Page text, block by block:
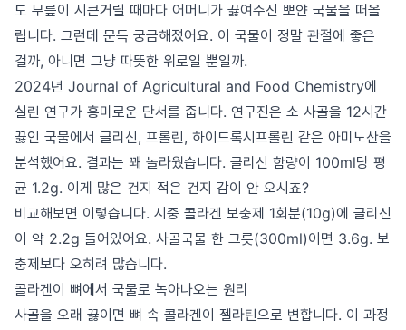
도 무릎이 시큰거릴 때마다 어머니가 끓여주신 뽀얀 국물을 떠올
립니다. 그런데 문득 궁금해졌어요. 이 국물이 정말 관절에 좋은
걸까, 아니면 그냥 따뜻한 위로일 뿐일까.
2024년 Journal of Agricultural and Food Chemistry에
실린 연구가 흥미로운 단서를 줍니다. 연구진은 소 사골을 12시간
끓인 국물에서 글리신, 프롤린, 하이드록시프롤린 같은 아미노산을
분석했어요. 결과는 꽤 놀라웠습니다. 글리신 함량이 100ml당 평
균 1.2g. 이게 많은 건지 적은 건지 감이 안 오시죠?
비교해보면 이렇습니다. 시중 콜라겐 보충제 1회분(10g)에 글리신
이 약 2.2g 들어있어요. 사골국물 한 그릇(300ml)이면 3.6g. 보
충제보다 오히려 많습니다.
콜라겐이 뼈에서 국물로 녹아나오는 원리
사골을 오래 끓이면 뼈 속 콜라겐이 젤라틴으로 변합니다. 이 과정